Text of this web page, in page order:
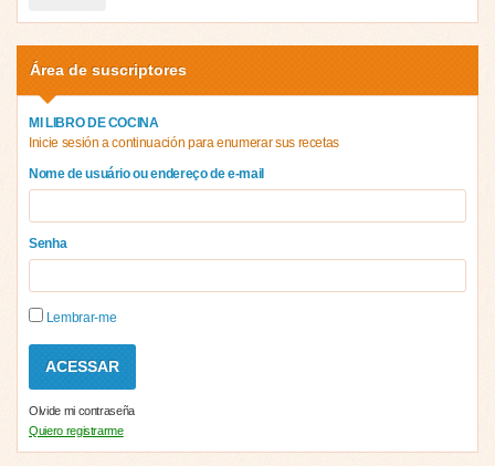
Área de suscriptores
MI LIBRO DE COCINA
Inicie sesión a continuación para enumerar sus recetas
Nome de usuário ou endereço de e-mail
Senha
Lembrar-me
Olvide mi contraseña
Quiero registrarme